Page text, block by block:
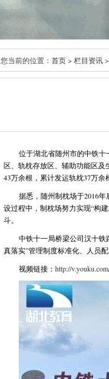
您当前的位置： 首页> 栏目资讯
位于湖北省随州市的中铁
区、轨枕存放区、辅助功能区及
43万余根，累计发运轨枕37万余
据悉，随州制枕场于2016
设过程中，制枕场努力实现“构
斗。
中铁十一局桥梁公司汉十铁
真落实”管理制度标准化、人员
视频链接： http://